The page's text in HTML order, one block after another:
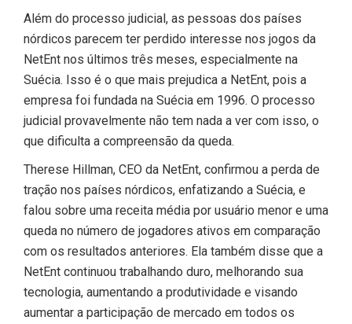
Além do processo judicial, as pessoas dos países
nórdicos parecem ter perdido interesse nos jogos da
NetEnt nos últimos três meses, especialmente na
Suécia. Isso é o que mais prejudica a NetEnt, pois a
empresa foi fundada na Suécia em 1996. O processo
judicial provavelmente não tem nada a ver com isso, o
que dificulta a compreensão da queda.
Therese Hillman, CEO da NetEnt, confirmou a perda de
tração nos países nórdicos, enfatizando a Suécia, e
falou sobre uma receita média por usuário menor e uma
queda no número de jogadores ativos em comparação
com os resultados anteriores. Ela também disse que a
NetEnt continuou trabalhando duro, melhorando sua
tecnologia, aumentando a produtividade e visando
aumentar a participação de mercado em todos os